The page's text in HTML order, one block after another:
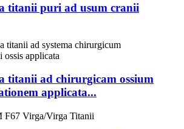
titanii puri ad usum cranii
titanii ad chirurgicam ossium
applicata...